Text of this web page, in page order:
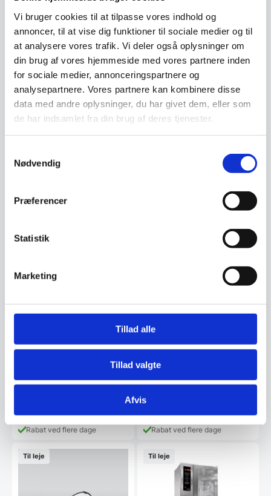
Vi bruger cookies til at tilpasse vores indhold og
annoncer, til at vise dig funktioner til sociale medier og til
at analysere vores trafik. Vi deler også oplysninger om
din brug af vores hjemmeside med vores partnere inden
for sociale medier, annonceringspartnere og
analysepartnere. Vores partnere kan kombinere disse
data med andre oplysninger, du har givet dem, eller som
de har indsamlet fra din brug af deres tjenester.
Nødvendig
Præferencer
Statistik
Marketing
Tillad alle
Tillad valgte
Afvis
Beregn og ansøg her
Har du spørgsmål til varen? Klik her
gn kapacitet. Varmer fra både
30,00
Rabat ved flere dage
Leje af Elektrisk friture,
Elektrisk friture med 2 kar på
hver 11 Liter. Der er én
friturekurv pr. kar…
80,00
Rabat ved flere dage
Til leje Til leje